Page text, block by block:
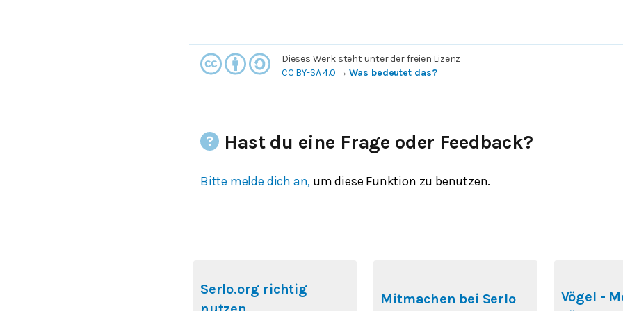
Dieses Werk steht unter der freien Lizenz
CC BY-SA 4.0 →Was bedeutet das?
Hast du eine Frage oder Feedback?
Bitte melde dich an, um diese Funktion zu benutzen.
Serlo.org richtig
Mitmachen bei Serlo
Vögel -